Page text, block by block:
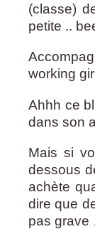
(classe)
petite ..
working
Ahhh ce
dans son
Mais si
dessous
achète
dire que
pas grave